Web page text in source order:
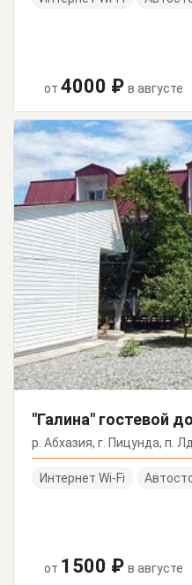
от 4000 ₽ в августе
"Галина" гостевой
р. Абхазия, г. Пицунда, п.
Интернет Wi-Fi
от 1500 ₽ в августе